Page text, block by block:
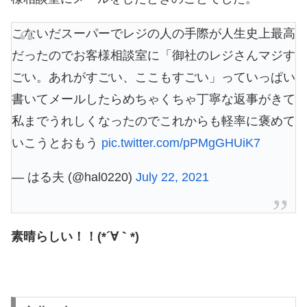
こないだスーパーでレジの人の手際が人生史上最高
だったのでお客様相談室に「御社のレジさんマジす
ごい。あれがすごい、ここもすごい」っていっぱい
書いてメールしたらめちゃくちゃ丁寧な返事がきて
私までうれしくなったのでこれからも軽率に褒めて
いこうとおもう pic.twitter.com/pPMgGHUiK7
— はる夫 (@hal0220) July 22, 2021
素晴らしい！！(*´∀｀*)